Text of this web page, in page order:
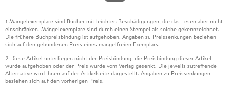
1 Mängelexemplare sind Bücher mit leichten Beschädigungen, die das Lesen aber nicht
einschränken. Mängelexemplare sind durch einen Stempel als solche gekennzeichnet.
Die frühere Buchpreisbindung ist aufgehoben. Angaben zu Preissenkungen beziehen
sich auf den gebundenen Preis eines mangelfreien Exemplars.
2 Diese Artikel unterliegen nicht der Preisbindung, die Preisbindung dieser Artikel
wurde aufgehoben oder der Preis wurde vom Verlag gesenkt. Die jeweils zutreffende
Alternative wird Ihnen auf der Artikelseite dargestellt. Angaben zu Preissenkungen
beziehen sich auf den vorherigen Preis.